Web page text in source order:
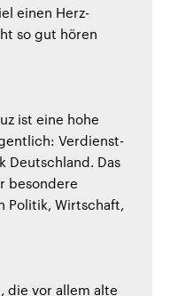
einen Herz-
so gut hören
ist eine hohe
Verdienst-
Deutschland. Das
besondere
Politik, Wirtschaft,
die vor allem alte